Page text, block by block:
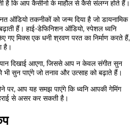
है कि आप कैसीनो के माहौल से कैसे संलग्न होते हैं।
ऑडियो तकनीकों को जन्म दिया है जो डायनामिक
हैं। हाई-डेफिनिशन ऑडियो, स्पेशल ध्वनि
गए मिक्स एक धनी श्रवण परत का निर्माण करते हैं,
है।
ध्यान दिखाई आएगा, जिससे आप न केवल संगीत सुन
भी सुन पाएंगे जो तनाव और उत्साह को बढ़ाते हैं।
पर, आप यह समझ पाएंगे कि ध्वनि आपकी गेमिंग
से असर कर सकती है।